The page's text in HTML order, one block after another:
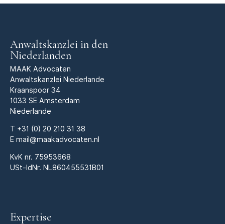
Anwaltskanzlei in den
Niederlanden
MAAK Advocaten
Anwaltskanzlei Niederlande
Kraanspoor 34
1033 SE Amsterdam
Niederlande
T +31 (0) 20 210 31 38
E mail@maakadvocaten.nl
KvK nr. 75953668
USt-IdNr. NL860455531B01
Expertise